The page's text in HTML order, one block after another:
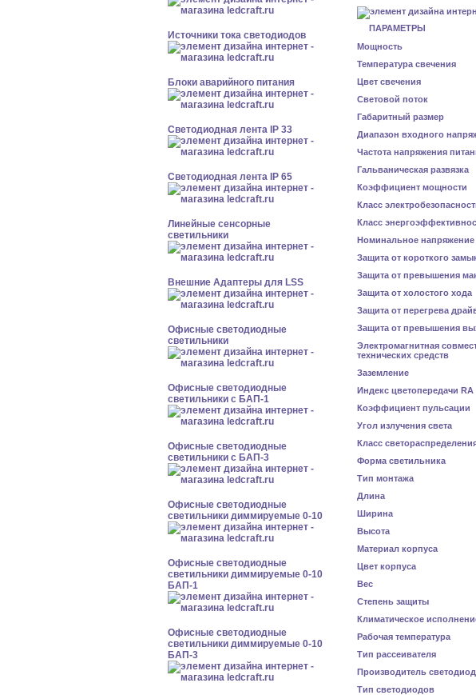
Источники тока светодиодов
Блоки аварийного питания
Светодиодная лента IP 33
Светодиодная лента IP 65
Линейные сенсорные
светильники
Внешние Адаптеры для LSS
Офисные светодиодные
светильники
Офисные светодиодные
светильники с БАП-1
Офисные светодиодные
светильники с БАП-3
Офисные светодиодные
светильники диммируемые 0-10
Офисные светодиодные
светильники диммируемые 0-10
БАП-1
Офисные светодиодные
светильники диммируемые 0-10
БАП-3
ПАРАМЕТРЫ
Мощность
Температура свечения
Цвет свечения
Световой поток
Габаритный размер
Диапазон входного
Частота напряжения
Гальваническая развязка
Коэффициент мощности
Класс
Класс
Номинальное напряжение
Защита от короткого
Защита от превышения
Защита от холостого хода
Защита от перегрева
Защита от превышения
Электромагнитная
технических средств
Заземление
Индекс цветопередачи RA
Коэффициент пульсации
Угол излучения света
Класс
Форма светильника
Тип монтажа
Длина
Ширина
Высота
Материал корпуса
Цвет корпуса
Вес
Степень защиты
Климатическое
Рабочая температура
Тип рассеивателя
Производитель
Тип светодиодов